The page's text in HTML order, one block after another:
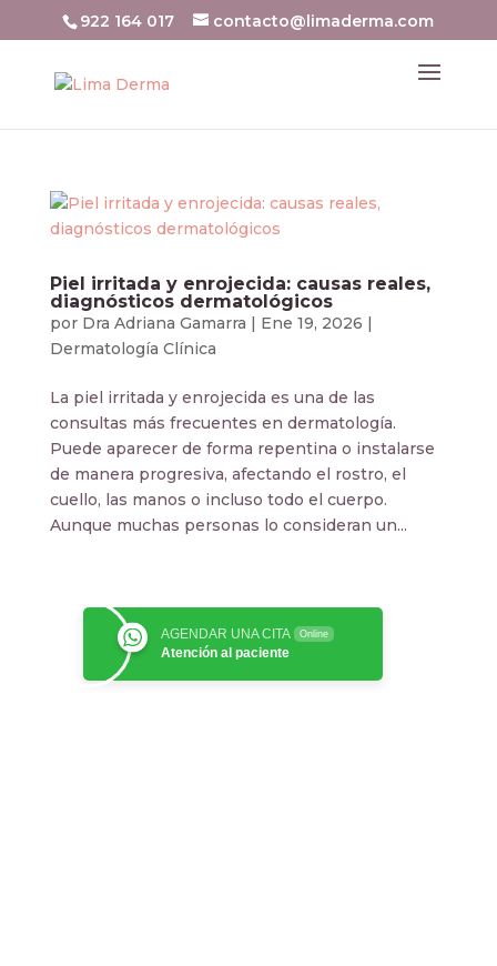
922 164 017 contacto@limaderma.com
Piel irritada y enrojecida: causas reales,
diagnósticos dermatológicos
por Dra Adriana Gamarra | Ene 19, 2026 |
Dermatología Clínica
La piel irritada y enrojecida es una de las
consultas más frecuentes en dermatología.
Puede aparecer de forma repentina o instalarse
de manera progresiva, afectando el rostro, el
cuello, las manos o incluso todo el cuerpo.
Aunque muchas personas lo consideran un...
AGENDAR UNA CITA Online
Atención al paciente